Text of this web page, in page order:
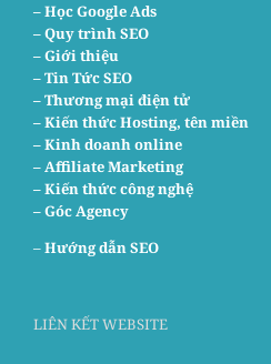
–Học Google Ads
– Quy trình SEO
– Giới thiệu
– Tin Tức SEO
– Thương mại điện tử
– Kiến thức Hosting, tên miền
– Kinh doanh online
– Affiliate Marketing
– Kiến thức công nghệ
– Góc Agency
–Hướng dẫn SEO
LIÊN KẾT WEBSITE